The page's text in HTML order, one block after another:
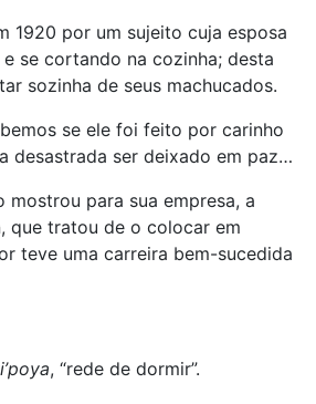
1920 por um sujeito cuja esposa
se cortando na cozinha; desta
sozinha de seus machucados.
se ele foi feito por carinho
desastrada ser deixado em paz…
mostrou para sua empresa, a
que tratou de o colocar em
teve uma carreira bem-sucedida
, “rede de dormir”.